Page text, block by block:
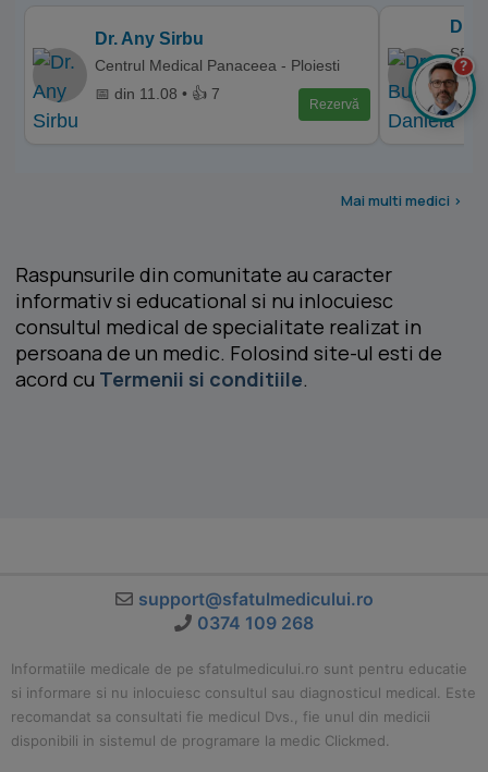
Dr. Any Sirbu
Centrul Medical Panaceea - Ploiesti
📅 din 11.08 • 👍 7
Rezervă
Dr.
📅
Mai multi medici >
Raspunsurile din comunitate au caracter
informativ si educational si nu inlocuiesc
consultul medical de specialitate realizat in
persoana de un medic. Folosind site-ul esti de
acord cu Termenii si conditiile.
support@sfatulmedicului.ro
0374 109 268
Informatiile medicale de pe sfatulmedicului.ro sunt pentru educatie
si informare si nu inlocuiesc consultul sau diagnosticul medical. Este
recomandat sa consultati fie medicul Dvs., fie unul din medicii
disponibili in sistemul de programare la medic Clickmed.
?